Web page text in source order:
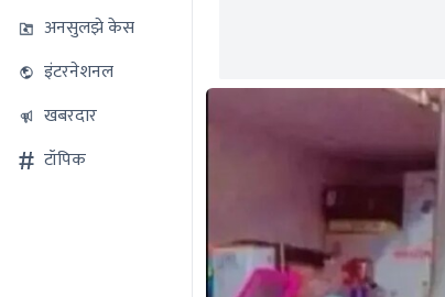
अनसुलझे केस
इंटरनेशनल
खबरदार
टॉपिक